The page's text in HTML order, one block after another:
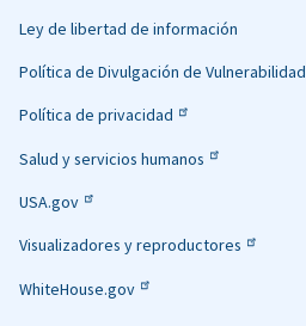
Ley de libertad de información
Política de Divulgación de Vulnerabilidad
Política de privacidad
Salud y servicios humanos
USA.gov
Visualizadores y reproductores
WhiteHouse.gov